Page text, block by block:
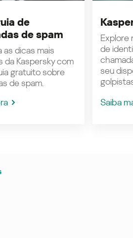
de
de spam
as dicas mais
da Kaspersky com
gratuito sobre
de spam.
Explore
de
seu
Saiba